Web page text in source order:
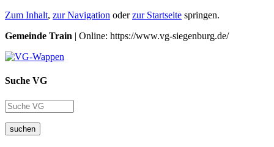
Zum Inhalt, zur Navigation oderzur Startseite springen.
Gemeinde Train | Online: https://www.vg-siegenburg.de/
Suche VG
suchen